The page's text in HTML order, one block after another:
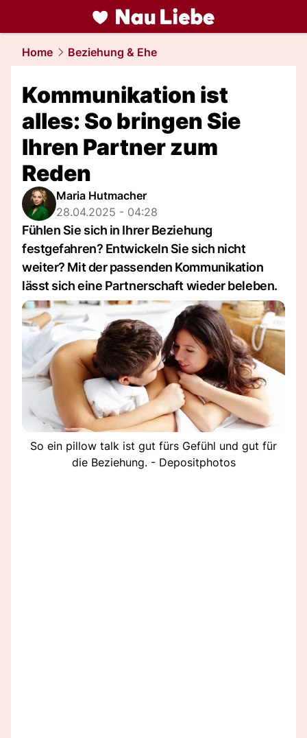
liebe.NAU.ch
Home Beziehung & Ehe
Kommunikation ist
alles: So bringen Sie
Ihren Partner zum
Reden
Maria Hutmacher
28.04.2025 - 04:28
Fühlen Sie sich in Ihrer Beziehung
festgefahren? Entwickeln Sie sich nicht
weiter? Mit der passenden Kommunikation
lässt sich eine Partnerschaft wieder beleben.
So ein pillow talk ist gut fürs Gefühl und gut für
die Beziehung. - Depositphotos